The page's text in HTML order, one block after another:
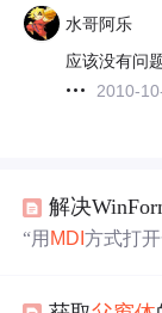
水哥阿乐
应该没有问
2010-
解决
“用 MDI方式打